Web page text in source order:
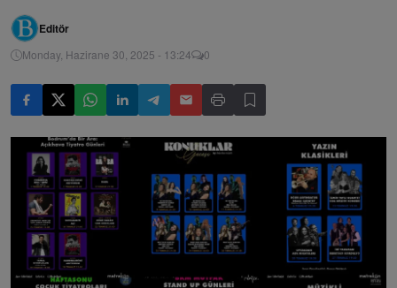
Editör
Monday, Hazirane 30, 2025 - 13:24 0